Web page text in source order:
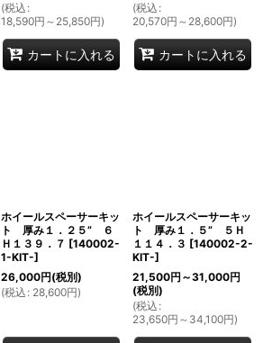
(税込 :
18,590円 ～25,850円)
カートに入れる
(税込 :
20,570円 ～28,600円)
カートに入れる
ホイールスペーサーキッ
ト 厚み１．２５” ６
Ｈ１３９．７ [140002-
1-KIT-]
26,000円(税別)
(税込 : 28,600円)
ホイールスペーサーキッ
ト 厚み１．５” ５Ｈ
１１４．３ [140002-2-
KIT-]
21,500円 ～31,000円
(税別)
(税込 :
23,650円 ～34,100円)